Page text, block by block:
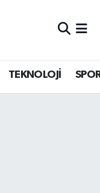
TEKNOLOJİ